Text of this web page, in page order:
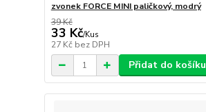
zvonek FORCE MINI paličkový, modrý
39 Kč
33 Kč/Kus
27 Kč bez DPH
Přidat do košíku